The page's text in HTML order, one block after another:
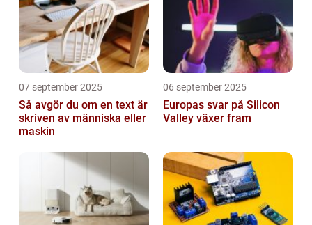
07 september 2025
Så avgör du om en text är
skriven av människa eller
maskin
06 september 2025
Europas svar på Silicon
Valley växer fram